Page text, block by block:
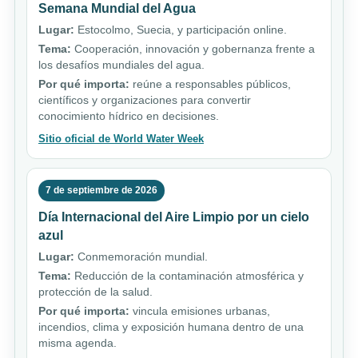
Semana Mundial del Agua
Lugar: Estocolmo, Suecia, y participación online.
Tema: Cooperación, innovación y gobernanza frente a
los desafíos mundiales del agua.
Por qué importa: reúne a responsables públicos,
científicos y organizaciones para convertir
conocimiento hídrico en decisiones.
Sitio oficial de World Water Week
7 de septiembre de 2026
Día Internacional del Aire Limpio por un cielo
azul
Lugar: Conmemoración mundial.
Tema: Reducción de la contaminación atmosférica y
protección de la salud.
Por qué importa: vincula emisiones urbanas,
incendios, clima y exposición humana dentro de una
misma agenda.